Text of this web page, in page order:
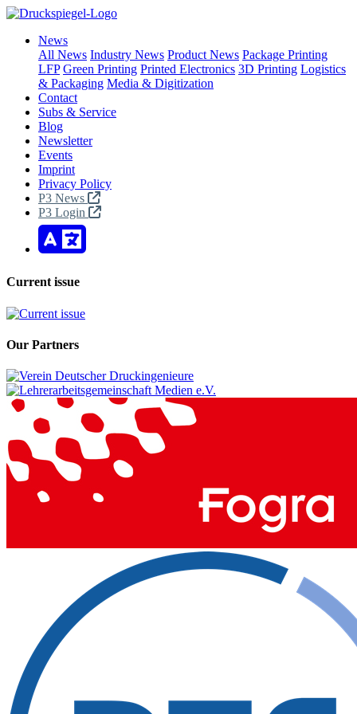
News
All News Industry News Product News Package Printing
LFP Green Printing Printed Electronics 3D Printing Logistics
& Packaging Media & Digitization
Contact
Subs & Service
Blog
Newsletter
Events
Imprint
Privacy Policy
P3 News
P3 Login
Current issue
Our Partners